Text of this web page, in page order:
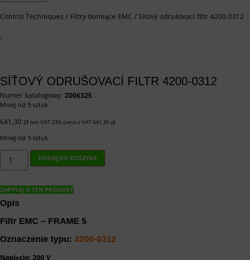
Control Techniques / Filtry tłumiące EMC / Síťový odrušovací filtr 4200-0312
SÍŤOVÝ ODRUŠOVACÍ FILTR 4200-0312
Numer katalogowy: Z006325
Mniej niż 5 sztuk
641,30 zł bez VAT 23% (cena z VAT 641,30 zł)
Mniej niż 5 sztuk
ilość
Síťový
odrušovací
filtr
0312
DODAJ DO KOSZYKA
ZAPYTAJ O TEN PRODUKT
Opis
Filtr EMC – FRAME 5
Oznaczenie typu: 4200-0312
Napięcie: 200 V